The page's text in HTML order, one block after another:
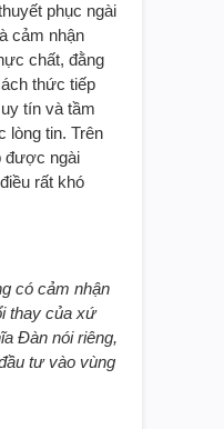
phục ngài
cảm nhận
chất, đằng
thức tiếp
tín và tầm
lòng tin. Trên
được ngài
rất khó
có cảm nhận
thay của xứ
Đàn nói riêng,
tư vào vùng